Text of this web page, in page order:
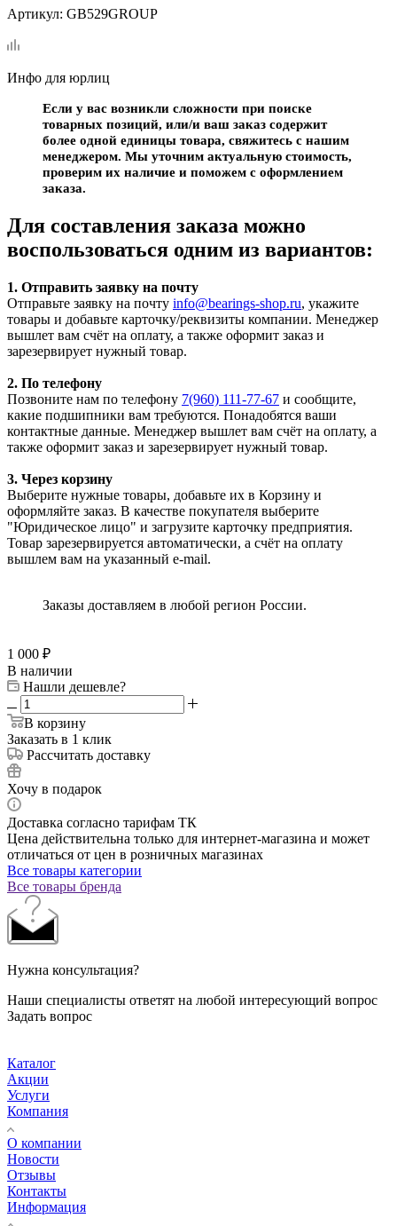
Артикул: GB529GROUP
Инфо для юрлиц
Если у вас возникли сложности при поиске
товарных позиций, или/и ваш заказ содержит
более одной единицы товара, свяжитесь с нашим
менеджером. Мы уточним актуальную стоимость,
проверим их наличие и поможем с оформлением
заказа.
Для составления заказа можно
воспользоваться одним из вариантов:
1. Отправить заявку на почту
Отправьте заявку на почту info@bearings-shop.ru, укажите
товары и добавьте карточку/реквизиты компании. Менеджер
вышлет вам счёт на оплату, а также оформит заказ и
зарезервирует нужный товар.
2. По телефону
Позвоните нам по телефону 7(960) 111-77-67 и сообщите,
какие подшипники вам требуются. Понадобятся ваши
контактные данные. Менеджер вышлет вам счёт на оплату, а
также оформит заказ и зарезервирует нужный товар.
3. Через корзину
Выберите нужные товары, добавьте их в Корзину и
оформляйте заказ. В качестве покупателя выберите
"Юридическое лицо" и загрузите карточку предприятия.
Товар зарезервируется автоматически, а счёт на оплату
вышлем вам на указанный e-mail.
Заказы доставляем в любой регион России.
1 000 ₽
В наличии
Нашли дешевле?
В корзину
Заказать в 1 клик
Рассчитать доставку
Хочу в подарок
Доставка согласно тарифам ТК
Цена действительна только для интернет-магазина и может
отличаться от цен в розничных магазинах
Все товары категории
Все товары бренда
Нужна консультация?
Наши специалисты ответят на любой интересующий вопрос
Задать вопрос
Каталог
Акции
Услуги
Компания
О компании
Новости
Отзывы
Контакты
Информация